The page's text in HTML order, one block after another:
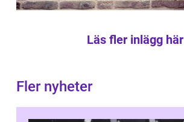
Läs fler inlägg här
Fler nyheter